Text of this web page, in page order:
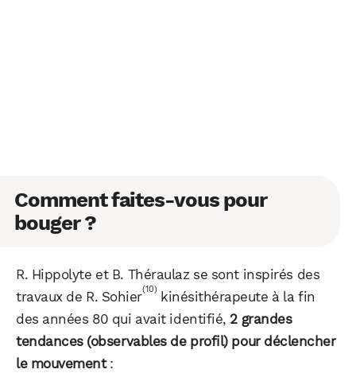
Comment faites-vous pour
bouger ?
R. Hippolyte et B. Théraulaz se sont inspirés des
travaux de R. Sohier(10) kinésithérapeute à la fin
des années 80 qui avait identifié, 2 grandes
tendances (observables de profil) pour déclencher
le mouvement: